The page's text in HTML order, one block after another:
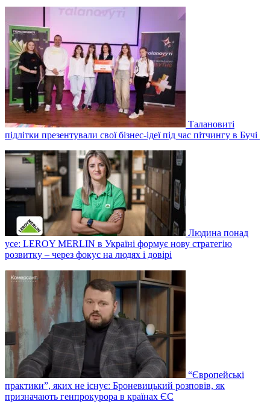
Талановиті
підлітки презентували свої бізнес-ідеї під час пітчингу в Бучі
Людина понад
усе: LEROY MERLIN в Україні формує нову стратегію
розвитку – через фокус на людях і довірі
“Європейські
практики”, яких не існує: Броневицький розповів, як
призначають генпрокурора в країнах ЄС